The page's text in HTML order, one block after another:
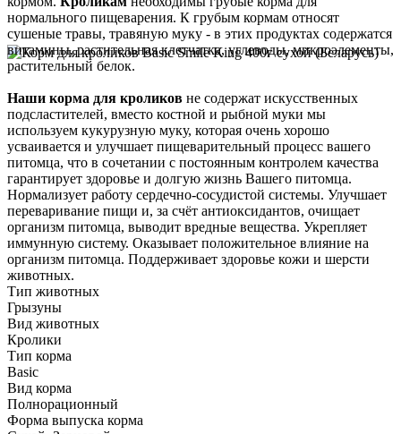
нормального пищеварения. К грубым кормам относят
сушеные травы, травяную муку - в этих продуктах содержатся
витамины, растительная клетчатка, углеводы, микроэлементы,
растительный белок.
Наши корма для кроликов не содержат искусственных
подсластителей, вместо костной и рыбной муки мы
используем кукурузную муку, которая очень хорошо
усваивается и улучшает пищеварительный процесс вашего
питомца, что в сочетании с постоянным контролем качества
гарантирует здоровье и долгую жизнь Вашего питомца.
Нормализует работу сердечно-сосудистой системы. Улучшает
переваривание пищи и, за счёт антиоксидантов, очищает
организм питомца, выводит вредные вещества. Укрепляет
иммунную систему. Оказывает положительное влияние на
организм питомца. Поддерживает здоровье кожи и шерсти
животных.
Тип животных
Грызуны
Вид животных
Кролики
Тип корма
Basic
Вид корма
Полнорационный
Форма выпуска корма